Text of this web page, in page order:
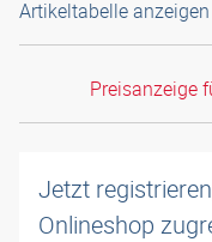
Artikeltabelle anzeigen
Preisanzeige
Jetzt
Onlineshop